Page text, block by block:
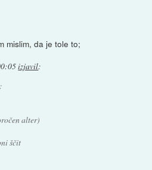
mislim, da je tole to;
izjavil:
alter)
ščit